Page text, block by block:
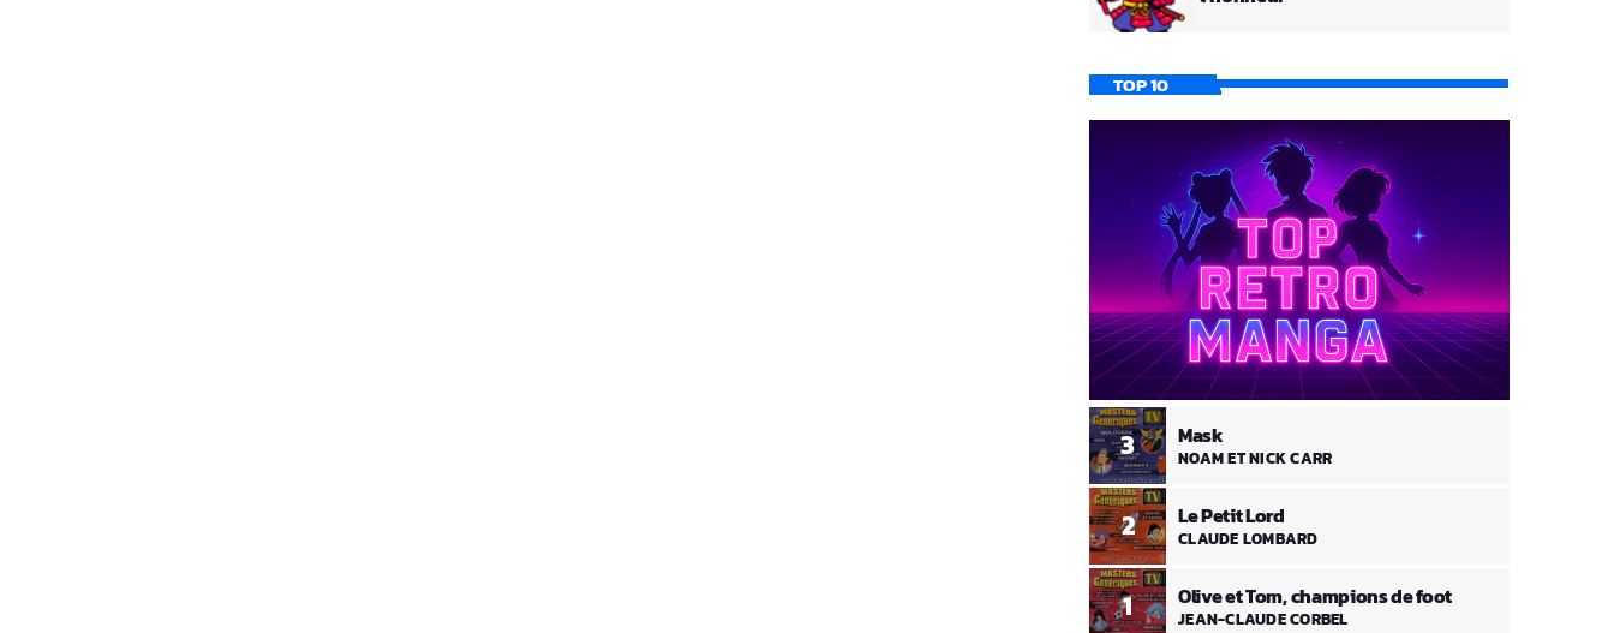
TOP 10
1 Olive et Tom, champions de foot
JEAN-CLAUDE CORBEL
2 Le Petit Lord
CLAUDE LOMBARD
3 Mask
NOAM ET NICK CARR